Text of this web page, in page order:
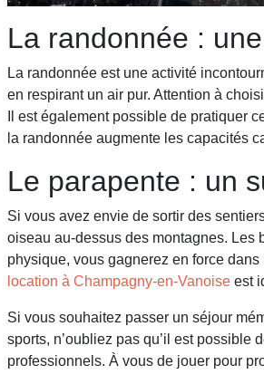
La randonnée :
La randonnée est une activité
en respirant un air pur. Attention à
Il est également possible de pratiquer
la randonnée augmente les capacités
Le parapente : un
Si vous avez envie de sortir des
oiseau au-dessus des montagnes. Les
physique, vous gagnerez en force
location à Champagny-en-Vanoise est
Si vous souhaitez passer un séjour
sports, n’oubliez pas qu’il est
professionnels. À vous de jouer pour